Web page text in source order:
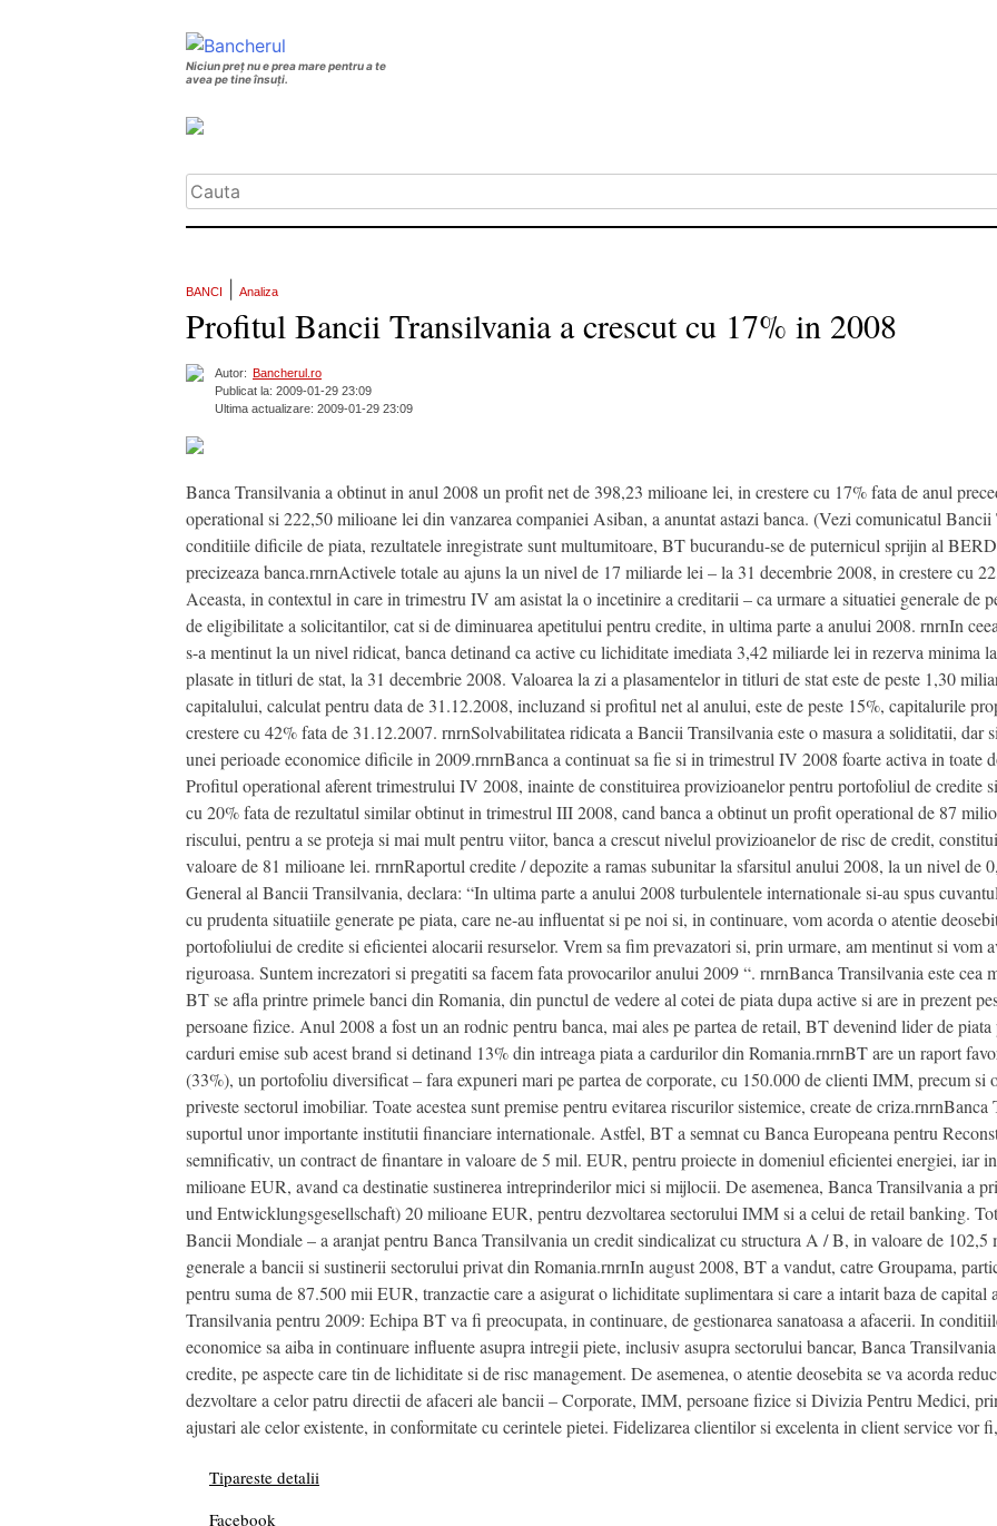
Niciun preț nu e prea mare pentru a te
avea pe tine însuți.
BANCI Analiza
Profitul Bancii Transilvania a crescut cu 17% in 2008
Autor: Bancherul.ro
Publicat la: 2009-01-29 23:09
Ultima actualizare: 2009-01-29 23:09
Banca Transilvania a obtinut in anul 2008 un profit net de 398,23 milioane lei, in crestere cu 17% fata de anul
operational si 222,50 milioane lei din vanzarea companiei Asiban, a anuntat astazi banca. (Vezi comunicatul
conditiile dificile de piata, rezultatele inregistrate sunt multumitoare, BT bucurandu-se de puternicul sprijin al
precizeaza banca.rnrnActivele totale au ajuns la un nivel de 17 miliarde lei – la 31 decembrie 2008, in crestere cu
Aceasta, in contextul in care in trimestru IV am asistat la o incetinire a creditarii – ca urmare a situatiei generale de
de eligibilitate a solicitantilor, cat si de diminuarea apetitului pentru credite, in ultima parte a anului 2008. rnrnIn
s-a mentinut la un nivel ridicat, banca detinand ca active cu lichiditate imediata 3,42 miliarde lei in rezerva minima
plasate in titluri de stat, la 31 decembrie 2008. Valoarea la zi a plasamentelor in titluri de stat este de peste 1,30
capitalului, calculat pentru data de 31.12.2008, incluzand si profitul net al anului, este de peste 15%, capitalurile
crestere cu 42% fata de 31.12.2007. rnrnSolvabilitatea ridicata a Bancii Transilvania este o masura a soliditatii, dar
unei perioade economice dificile in 2009.rnrnBanca a continuat sa fie si in trimestrul IV 2008 foarte activa in toate
Profitul operational aferent trimestrului IV 2008, inainte de constituirea provizioanelor pentru portofoliul de credite
cu 20% fata de rezultatul similar obtinut in trimestrul III 2008, cand banca a obtinut un profit operational de 87
riscului, pentru a se proteja si mai mult pentru viitor, banca a crescut nivelul provizioanelor de risc de credit,
valoare de 81 milioane lei. rnrnRaportul credite / depozite a ramas subunitar la sfarsitul anului 2008, la un nivel de
General al Bancii Transilvania, declara: “In ultima parte a anului 2008 turbulentele internationale si-au spus
cu prudenta situatiile generate pe piata, care ne-au influentat si pe noi si, in continuare, vom acorda o atentie
portofoliului de credite si eficientei alocarii resurselor. Vrem sa fim prevazatori si, prin urmare, am mentinut si vom
riguroasa. Suntem increzatori si pregatiti sa facem fata provocarilor anului 2009 “. rnrnBanca Transilvania este cea
BT se afla printre primele banci din Romania, din punctul de vedere al cotei de piata dupa active si are in prezent
persoane fizice. Anul 2008 a fost un an rodnic pentru banca, mai ales pe partea de retail, BT devenind lider de
carduri emise sub acest brand si detinand 13% din intreaga piata a cardurilor din Romania.rnrnBT are un raport
(33%), un portofoliu diversificat – fara expuneri mari pe partea de corporate, cu 150.000 de clienti IMM, precum si
priveste sectorul imobiliar. Toate acestea sunt premise pentru evitarea riscurilor sistemice, create de
suportul unor importante institutii financiare internationale. Astfel, BT a semnat cu Banca Europeana pentru
semnificativ, un contract de finantare in valoare de 5 mil. EUR, pentru proiecte in domeniul eficientei energiei, iar
milioane EUR, avand ca destinatie sustinerea intreprinderilor mici si mijlocii. De asemenea, Banca Transilvania a
und Entwicklungsgesellschaft) 20 milioane EUR, pentru dezvoltarea sectorului IMM si a celui de retail banking.
Bancii Mondiale – a aranjat pentru Banca Transilvania un credit sindicalizat cu structura A / B, in valoare de
generale a bancii si sustinerii sectorului privat din Romania.rnrnIn august 2008, BT a vandut, catre Groupama,
pentru suma de 87.500 mii EUR, tranzactie care a asigurat o lichiditate suplimentara si care a intarit baza de
Transilvania pentru 2009: Echipa BT va fi preocupata, in continuare, de gestionarea sanatoasa a afacerii. In
economice sa aiba in continuare influente asupra intregii piete, inclusiv asupra sectorului bancar, Banca
credite, pe aspecte care tin de lichiditate si de risc management. De asemenea, o atentie deosebita se va acorda
dezvoltare a celor patru directii de afaceri ale bancii – Corporate, IMM, persoane fizice si Divizia Pentru Medici,
ajustari ale celor existente, in conformitate cu cerintele pietei. Fidelizarea clientilor si excelenta in client service vor
Tipareste detalii
Facebook